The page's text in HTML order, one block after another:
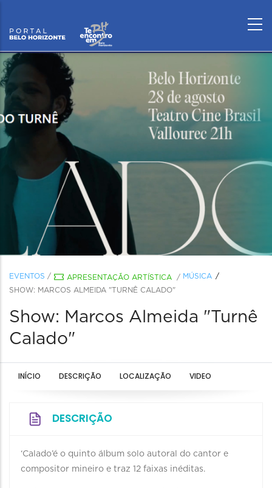
EVENTOS / APRESENTAÇÃO ARTÍSTICA / MÚSICA
SHOW: MARCOS ALMEIDA "TURNÊ CALADO"
Show: Marcos Almeida "Turnê
Calado"
INÍCIO DESCRIÇÃO LOCALIZAÇÃO VIDEO
DESCRIÇÃO
‘Calado’é o quinto álbum solo autoral do cantor e
compositor mineiro e traz 12 faixas inéditas.